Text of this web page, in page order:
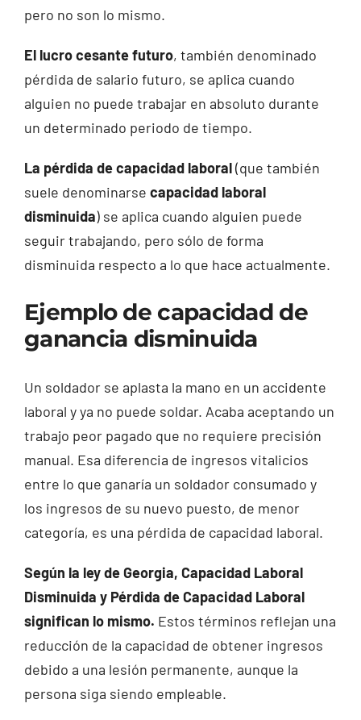
pero no son lo mismo.
El lucro cesante futuro, también denominado
pérdida de salario futuro, se aplica cuando
alguien no puede trabajar en absoluto durante
un determinado periodo de tiempo.
La pérdida de capacidad laboral(que también
suele denominarse capacidad laboral
disminuida) se aplica cuando alguien puede
seguir trabajando, pero sólo de forma
disminuida respecto a lo que hace actualmente.
Ejemplo de capacidad de
ganancia disminuida
Un soldador se aplasta la mano en un accidente
laboral y ya no puede soldar. Acaba aceptando un
trabajo peor pagado que no requiere precisión
manual. Esa diferencia de ingresos vitalicios
entre lo que ganaría un soldador consumado y
los ingresos de su nuevo puesto, de menor
categoría, es una pérdida de capacidad laboral.
Según la ley de Georgia, Capacidad Laboral
Disminuida y Pérdida de Capacidad Laboral
significan lo mismo. Estos términos reflejan una
reducción de la capacidad de obtener ingresos
debido a una lesión permanente, aunque la
persona siga siendo empleable.